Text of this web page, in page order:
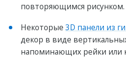
повторяющимся рисунком.
Некоторые 3D панели из
декор в видe
нaпоминающих рейки или